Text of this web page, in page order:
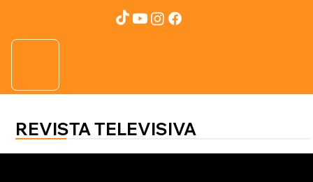
REVISTA TELEVISIVA